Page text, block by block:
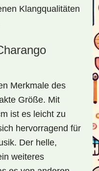
Klangqualitäten
Merkmale des
Größe. Mit
ist es leicht zu
hervorragend für
Der helle,
weiteres